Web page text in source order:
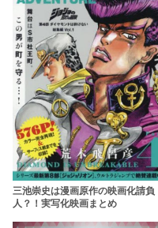
三池崇史は漫画原作の映画化請負
人？！実写化映画まとめ